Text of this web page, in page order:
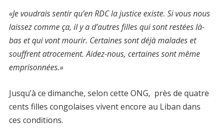
«Je voudrais sentir qu’en RDC la justice existe. Si vous nous
laissez comme ça, il y a d’autres filles qui sont restées là-
bas et qui vont mourir. Certaines sont déjà malades et
souffrent atrocement. Aidez-nous, certaines sont même
emprisonnées.»
Jusqu’à ce dimanche, selon cette ONG, près de quatre
cents filles congolaises vivent encore au Liban dans
ces conditions.